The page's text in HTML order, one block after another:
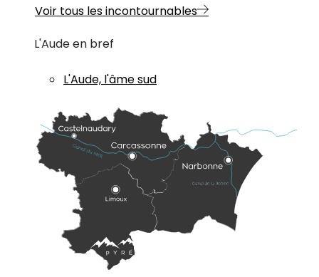
Voir tous les incontournables
L'Aude en bref
L'Aude, l'âme sud